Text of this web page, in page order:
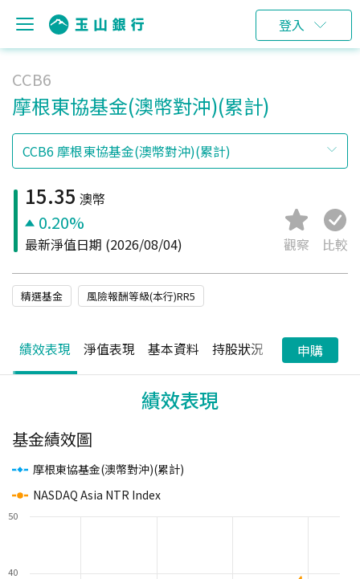
登入
CCB6
摩根東協基金(澳幣對沖)(累計)
15.35 澳幣
0.20%
最新淨值日期 (2026/08/04) 觀察 比較
精選基金 風險報酬等級(本行)RR5
績效表現 淨值表現 基本資料 持股狀況 配息狀況
申購
績效表現
基金績效圖
摩根東協基金(澳幣對沖)(累計)
NASDAQ Asia NTR Index
40
50